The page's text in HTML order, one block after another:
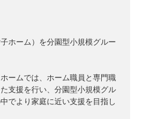
ホーム）を分園型小規模グルー
ームでは、ホーム職員と専門職
支援を行い、分園型小規模グル
でより家庭に近い支援を目指し